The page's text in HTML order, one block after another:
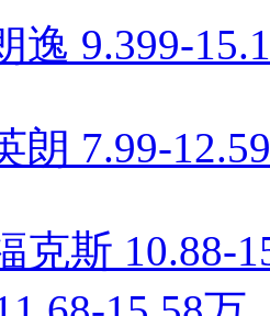
逸 9.399-
朗 7.99-
克斯 10.88-